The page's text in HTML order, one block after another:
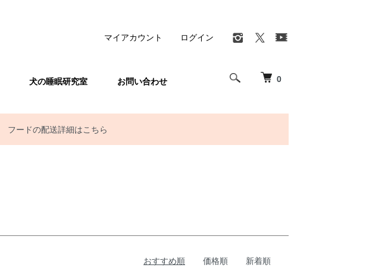
0
犬の睡眠研究室 お問い合わせ
マイアカウント ログイン
フードの配送詳細はこちら
おすすめ順 価格順 新着順